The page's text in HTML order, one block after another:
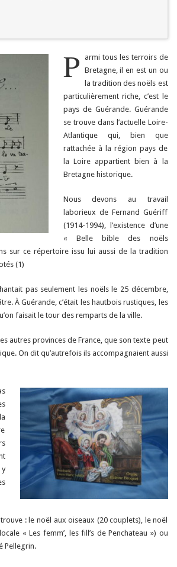
P
armi tous les terroirs de
Bretagne, il en est un ou
la tradition des noëls est
particulièrement riche, c’est le
pays de Guérande. Guérande
se trouve dans l’actuelle Loire-
Atlantique qui, bien que
rattachée à la région pays de
la Loire appartient bien à la
Bretagne historique.
Nous devons au travail
laborieux de Fernand Guériff
(1914-1994), l’existence d’une
« Belle bible des noëls
sur ce répertoire issu lui aussi de la tradition
(1)
pas seulement les noëls le 25 décembre,
À Guérande, c’était les hautbois rustiques, les
faisait le tour des remparts de la ville.
autres provinces de France, que son texte peut
On dit qu’autrefois ils accompagnaient aussi
: le noël aux oiseaux (20 couplets), le noël
« Les femm’, les fill’s de Penchateau ») ou
Pellegrin.